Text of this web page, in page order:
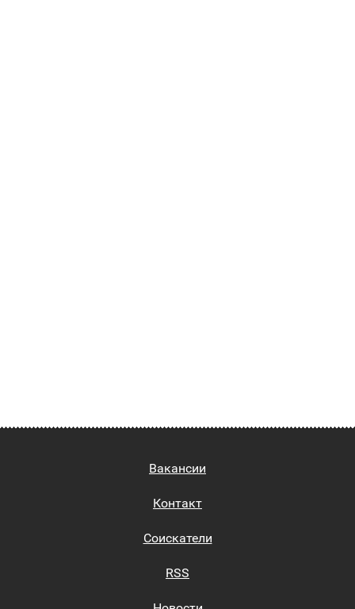
Вакансии
Контакт
Соискатели
RSS